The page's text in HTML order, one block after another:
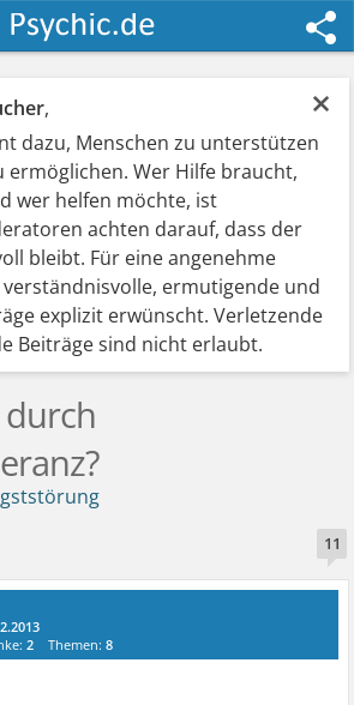
×
,
dazu, Menschen zu unterstützen
ermöglichen. Wer Hilfe braucht,
wer helfen möchte, ist
achten darauf, dass der
bleibt. Für eine angenehme
ermutigende und
explizit erwünscht. Verletzende
Beiträge sind nicht erlaubt.
11
2 Themen:8